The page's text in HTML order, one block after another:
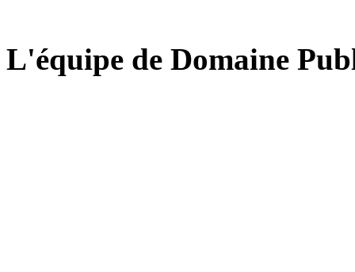
L'équipe de Domaine